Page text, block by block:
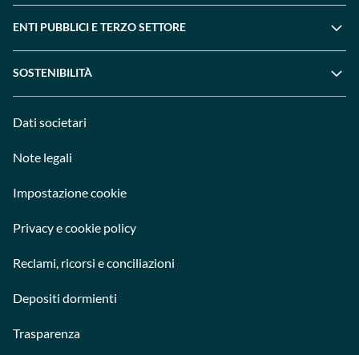
ENTI PUBBLICI E TERZO SETTORE
SOSTENIBILITÀ
Dati societari
Note legali
Impostazione cookie
Privacy e cookie policy
Reclami, ricorsi e conciliazioni
Depositi dormienti
Trasparenza